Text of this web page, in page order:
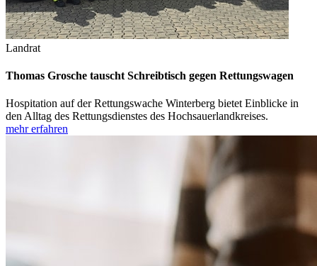
Landrat
Thomas Grosche tauscht Schreibtisch gegen Rettungswagen
Hospitation auf der Rettungswache Winterberg bietet Einblicke in
den Alltag des Rettungsdienstes des Hochsauerlandkreises.
mehr erfahren